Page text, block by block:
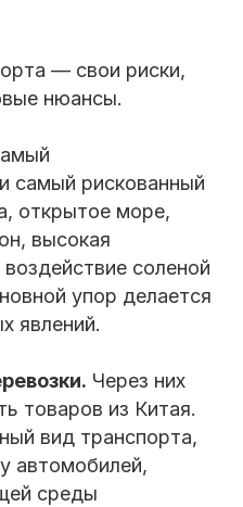
— свои риски,
нюансы.
самый рискованный
открытое море,
высокая
соленой
упор делается
явлений.
Через них
товаров из Китая.
вид транспорта,
автомобилей,
среды